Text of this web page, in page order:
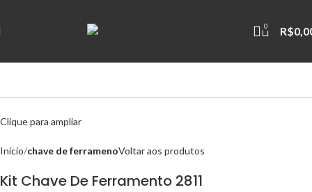
0 R$
Clique para ampliar
Início chave de ferramenoVoltar aos produtos
Kit Chave De Ferramento 2811